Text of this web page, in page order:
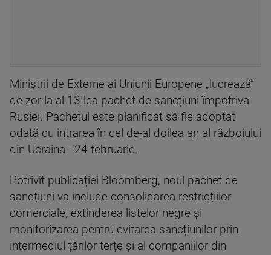
Miniștrii de Externe ai Uniunii Europene „lucrează”
de zor la al 13-lea pachet de sancțiuni împotriva
Rusiei. Pachetul este planificat să fie adoptat
odată cu intrarea în cel de-al doilea an al războiului
din Ucraina - 24 februarie.
Potrivit publicației Bloomberg, noul pachet de
sancțiuni va include consolidarea restricțiilor
comerciale, extinderea listelor negre și
monitorizarea pentru evitarea sancțiunilor prin
intermediul țărilor terțe și al companiilor din